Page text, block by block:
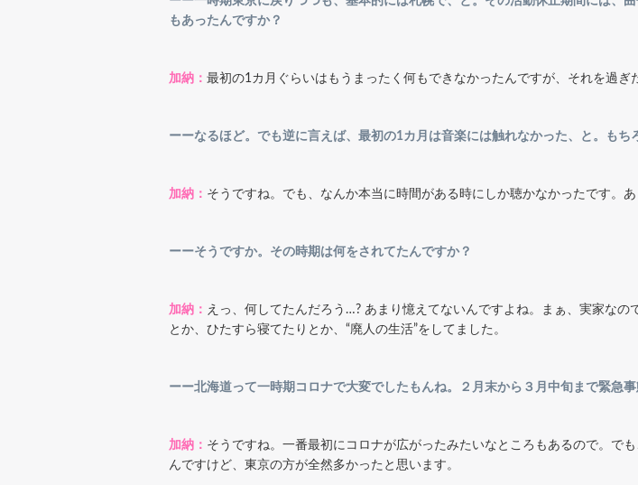
もあったんですか？
加納： 最初の1カ月ぐらいはもうまったく何もできなかったんですが、それを過ぎ
ーーなるほど。でも逆に言えば、最初の1カ月は音楽には触れなかった、と。もち
加納： そうですね。でも、なんか本当に時間がある時にしか聴かなかったです。あ
ーーそうですか。その時期は何をされてたんですか？
加納： えっ、何してたんだろう…? あまり憶えてないんですよね。まぁ、実家な
とか、ひたすら寝てたりとか、“廃人の生活”をしてました。
ーー北海道って一時期コロナで大変でしたもんね。２月末から３月中旬まで緊急
加納： そうですね。一番最初にコロナが広がったみたいなところもあるので。で
んですけど、東京の方が全然多かったと思います。